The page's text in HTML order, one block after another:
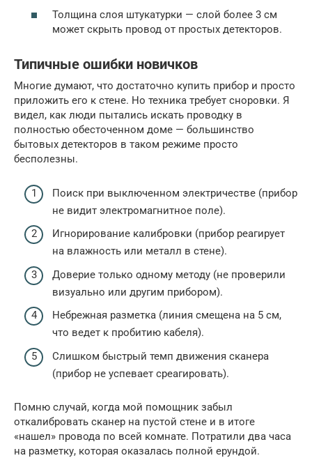
Толщина слоя штукатурки — слой более 3 см
может скрыть провод от простых детекторов.
Типичные ошибки новичков
Многие думают, что достаточно купить прибор и просто
приложить его к стене. Но техника требует сноровки. Я
видел, как люди пытались искать проводку в
полностью обесточенном доме — большинство
бытовых детекторов в таком режиме просто
бесполезны.
Поиск при выключенном электричестве (прибор
не видит электромагнитное поле).
Игнорирование калибровки (прибор реагирует
на влажность или металл в стене).
Доверие только одному методу (не проверили
визуально или другим прибором).
Небрежная разметка (линия смещена на 5 см,
что ведет к пробитию кабеля).
Слишком быстрый темп движения сканера
(прибор не успевает среагировать).
Помню случай, когда мой помощник забыл
откалибровать сканер на пустой стене и в итоге
«нашел» провода по всей комнате. Потратили два часа
на разметку, которая оказалась полной ерундой.